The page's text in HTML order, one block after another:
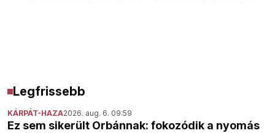
Legfrissebb
KÁRPÁT-HAZA2026. aug. 6. 09:59
Ez sem sikerült Orbánnak: fokozódik a nyomás